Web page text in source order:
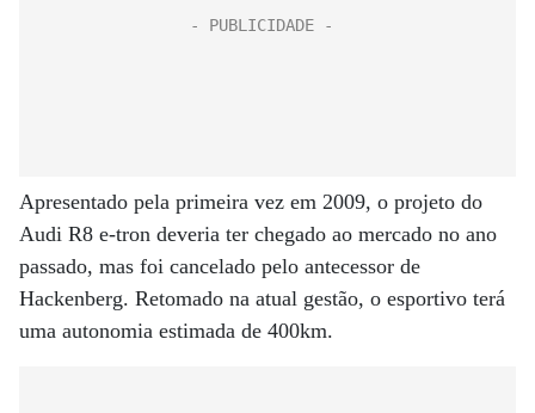
Apresentado pela primeira vez em 2009, o projeto do
Audi R8 e-tron deveria ter chegado ao mercado no ano
passado, mas foi cancelado pelo antecessor de
Hackenberg. Retomado na atual gestão, o esportivo terá
uma autonomia estimada de 400km.